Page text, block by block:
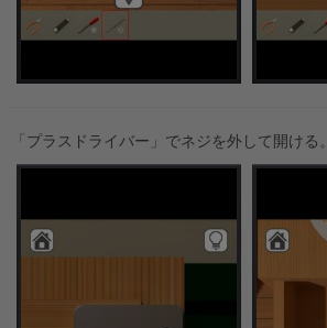
「プラスドライバー」でネジを外して開ける。